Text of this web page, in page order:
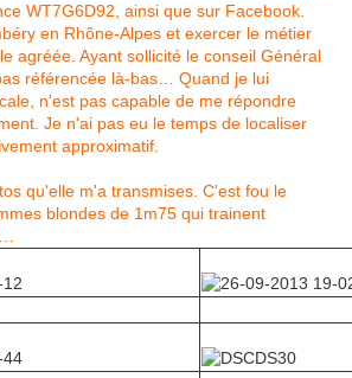
WT7G6D92, ainsi que sur Facebook.
en Rhône-Alpes et exercer le métier
agréée. Ayant sollicité le conseil Général
référencée là-bas… Quand je lui
n'est pas capable de me répondre
Je n'ai pas eu le temps de localiser
approximatif.
qu'elle m'a transmises. C'est fou le
blondes de 1m75 qui trainent